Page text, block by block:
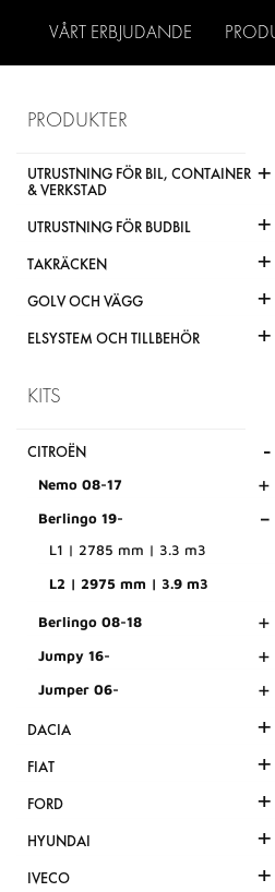
VÅRT ERBJUDANDE
PRODUKTER
UTRUSTNING FÖR BIL, CONTAINER
& VERKSTAD
+
UTRUSTNING FÖR BUDBIL +
TAKRÄCKEN +
GOLV OCH VÄGG +
ELSYSTEM OCH TILLBEHÖR +
KITS
CITROËN -
Nemo 08-17 +
Berlingo 19- -
L1 | 2785 mm | 3.3 m3
L2 | 2975 mm | 3.9 m3
Berlingo 08-18 +
Jumpy 16- +
Jumper 06- +
DACIA +
FIAT +
FORD +
HYUNDAI +
IVECO +